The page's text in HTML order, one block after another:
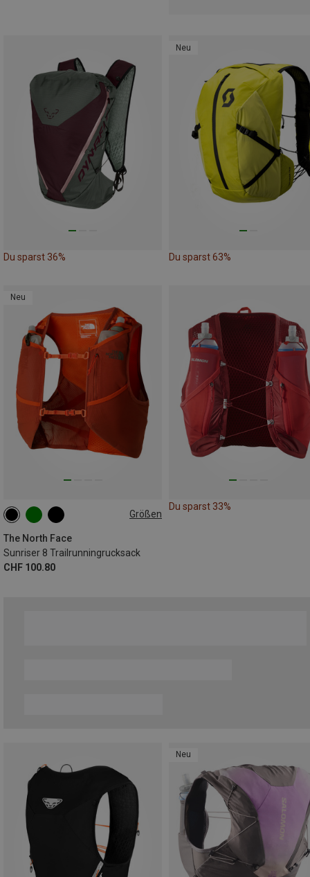
Du sparst 36%
Neu
Du sparst 63%
Neu
Größen
The North Face
Sunriser 8 Trailrunningrucksack
CHF 100.80
8L | S 8L | M
8L | L
8L | XL
Du sparst 33%
Neu